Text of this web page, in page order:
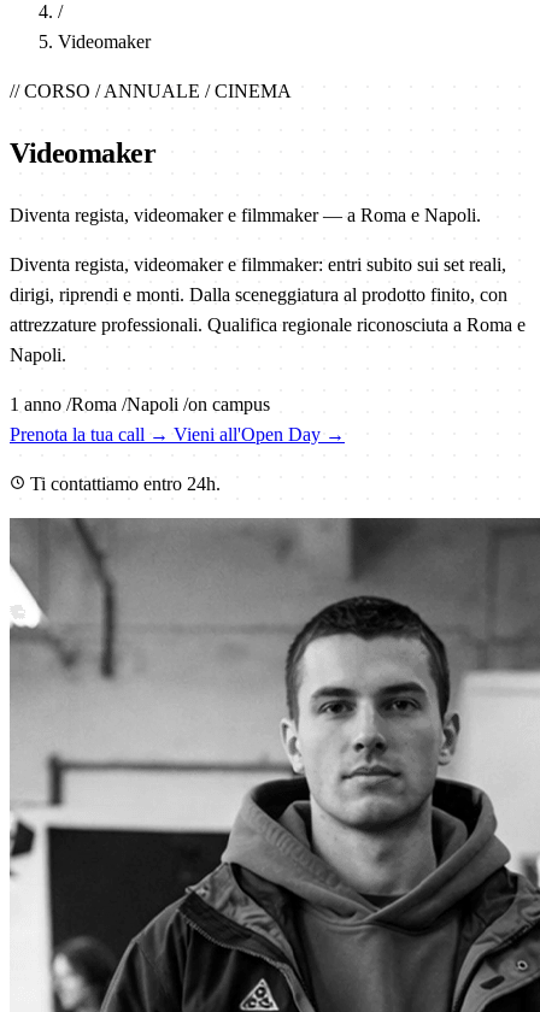
/
Videomaker
// CORSO / ANNUALE / CINEMA
Videomaker
Diventa regista, videomaker e filmmaker — a Roma e Napoli.
Diventa regista, videomaker e filmmaker: entri subito sui set reali,
dirigi, riprendi e monti. Dalla sceneggiatura al prodotto finito, con
attrezzature professionali. Qualifica regionale riconosciuta a Roma e
Napoli.
1 anno /Roma /Napoli /on campus
Prenota la tua call → Vieni all'Open Day →
Ti contattiamo entro 24h.